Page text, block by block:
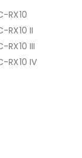
RX10
RX10 II
III
RX10 IV